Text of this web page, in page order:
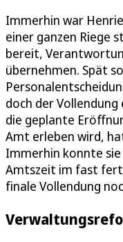
Immerhin war
einer ganzen Riege
bereit,
übernehmen. Spät
doch der
die geplante
Amt erleben wird,
Immerhin konnte
Amtszeit im fast
finale Vollendung